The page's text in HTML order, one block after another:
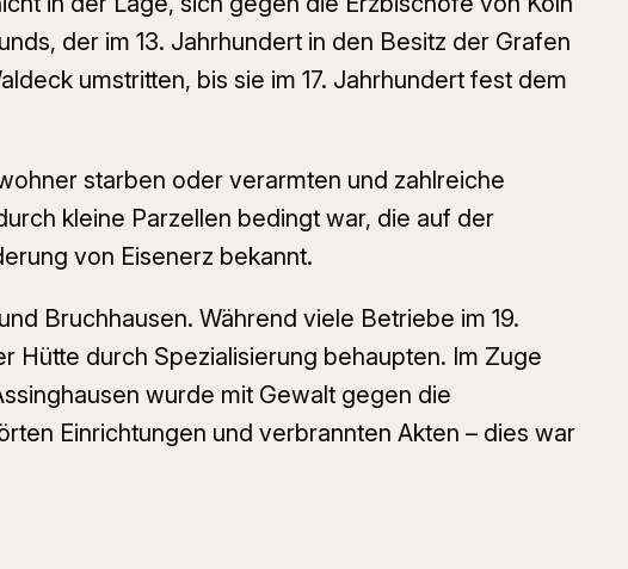
der im 13. Jahrhundert in den Besitz der Grafen
umstritten, bis sie im 17. Jahrhundert fest dem
starben oder verarmten und zahlreiche
kleine Parzellen bedingt war, die auf der
von Eisenerz bekannt.
Bruchhausen. Während viele Betriebe im 19.
Hütte durch Spezialisierung behaupten. Im Zuge
wurde mit Gewalt gegen die
Einrichtungen und verbrannten Akten – dies war